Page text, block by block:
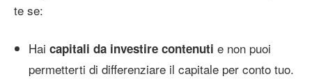
te se:
Hai capitali da investire contenuti e non puoi
permetterti di differenziare il capitale per conto tuo.